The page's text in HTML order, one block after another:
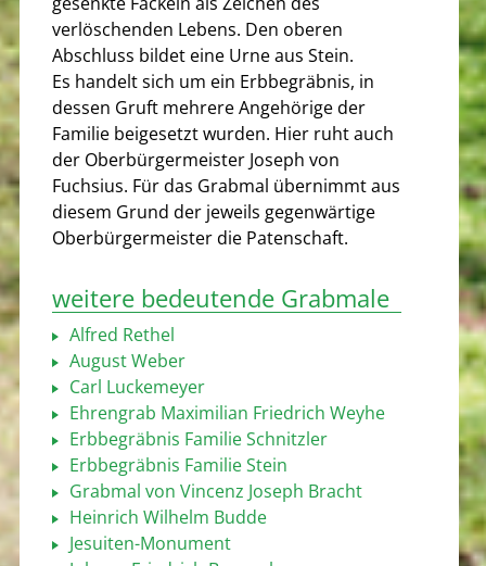
verlöschenden Lebens. Den oberen
Abschluss bildet eine Urne aus Stein.
Es handelt sich um ein Erbbegräbnis, in
dessen Gruft mehrere Angehörige der
Familie beigesetzt wurden. Hier ruht auch
der Oberbürgermeister Joseph von
Fuchsius. Für das Grabmal übernimmt aus
diesem Grund der jeweils gegenwärtige
Oberbürgermeister die Patenschaft.
weitere bedeutende Grabmale
Alfred Rethel
August Weber
Carl Luckemeyer
Ehrengrab Maximilian Friedrich Weyhe
Erbbegräbnis Familie Schnitzler
Erbbegräbnis Familie Stein
Grabmal von Vincenz Joseph Bracht
Heinrich Wilhelm Budde
Jesuiten-Monument